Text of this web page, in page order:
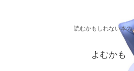
読むかもしれない本の
よむかも